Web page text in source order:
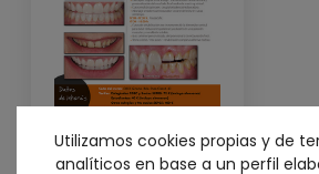
Utilizamos cookies propias y de
analíticos en base a un perfil